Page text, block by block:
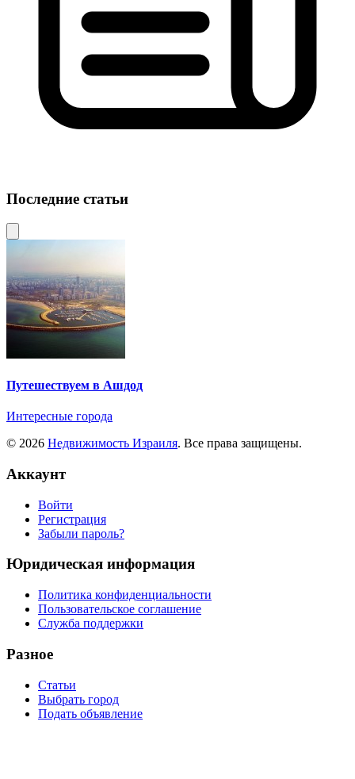
Последние статьи
Путешествуем в Ашдод
Интересные города
© 2026 Недвижимость Израиля. Все права защищены.
Аккаунт
Войти
Регистрация
Забыли пароль?
Юридическая информация
Политика конфиденциальности
Пользовательское соглашение
Служба поддержки
Разное
Статьи
Выбрать город
Подать объявление